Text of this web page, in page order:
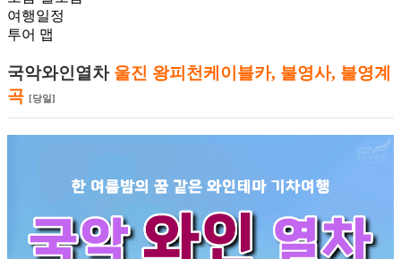
여행일정
투어 맵
국악와인열차 울진 왕피천케이블카, 불영사, 불영계
곡 [당일]